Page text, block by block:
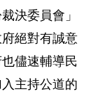
決委員會」
絕對有誠意
儘速輔導民
主持公道的